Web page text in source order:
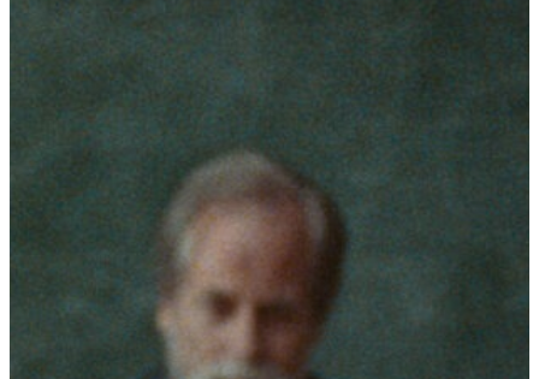
Fantasporto
47th edition
Regulations (Call for
História